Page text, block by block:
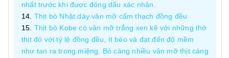
nhất trước khi được đóng dấu xác nhận.
Thịt bò Nhật dày vân mỡ cẩm thạch đồng đều
Thịt bò Kobe có vân mỡ trắng xen kẽ với những thớ
thịt đỏ với tỷ lệ đồng đều, ít béo và đạt đến độ mềm
như tan ra trong miệng. Bò càng nhiều vân mỡ thịt càng